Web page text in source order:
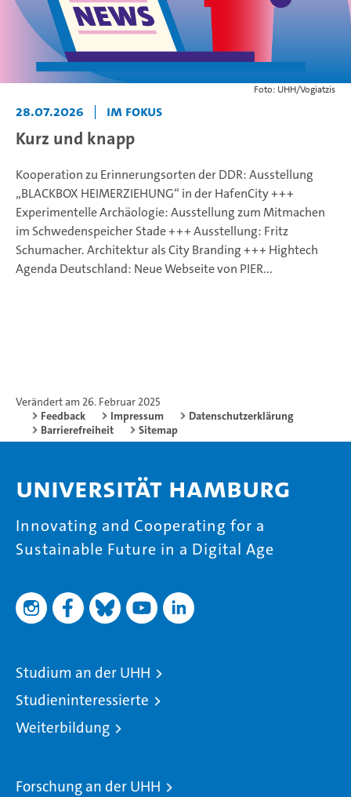
Foto: UHH/Vogiatzis
28.07.2026 | Im Fokus
Kurz und knapp
Kooperation zu Erinnerungsorten der DDR: Ausstellung
„BLACKBOX HEIMERZIEHUNG“ in der HafenCity +++
Experimentelle Archäologie: Ausstellung zum Mitmachen
im Schwedenspeicher Stade +++ Ausstellung: Fritz
Schumacher. Architektur als City Branding +++ Hightech
Agenda Deutschland: Neue Webseite von PIER...
Verändert am 26. Februar 2025
Feedback
Impressum
Datenschutzerklärung
Barrierefreiheit
Sitemap
Universität Hamburg
Innovating and Cooperating for a
Sustainable Future in a Digital Age
Studium an der UHH
Studieninteressierte
Weiterbildung
Forschung an der UHH